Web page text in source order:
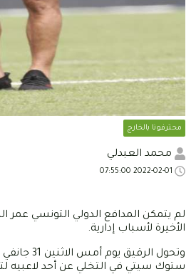
محترفونا بالخارج
محمد العبدلي
لم يتمكن المدافع الدولي التونسي
الأخيرة لأسباب إدارية.
ستوك سيتي في التخلي عن أحد لاعبيه